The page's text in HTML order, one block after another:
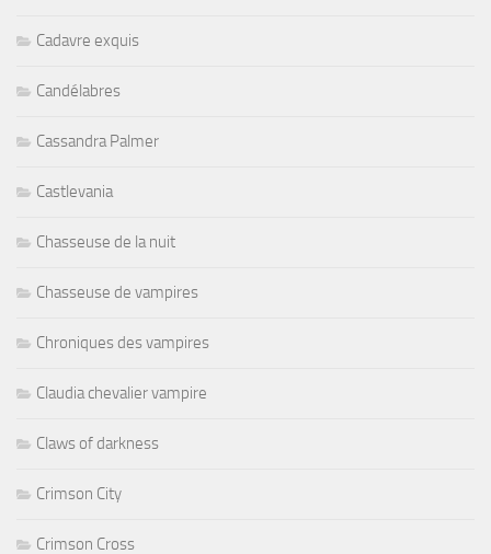
Cadavre exquis
Candélabres
Cassandra Palmer
Castlevania
Chasseuse de la nuit
Chasseuse de vampires
Chroniques des vampires
Claudia chevalier vampire
Claws of darkness
Crimson City
Crimson Cross